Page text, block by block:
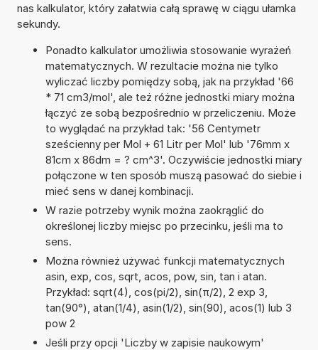
nas kalkulator, który załatwia całą sprawę w ciągu ułamka
sekundy.
Ponadto kalkulator umożliwia stosowanie wyrażeń
matematycznych. W rezultacie można nie tylko
wyliczać liczby pomiędzy sobą, jak na przykład '66
* 71 cm3/mol', ale też różne jednostki miary można
łączyć ze sobą bezpośrednio w przeliczeniu. Może
to wyglądać na przykład tak: '56 Centymetr
sześcienny per Mol + 61 Litr per Mol' lub '76mm x
81cm x 86dm = ? cm^3'. Oczywiście jednostki miary
połączone w ten sposób muszą pasować do siebie i
mieć sens w danej kombinacji.
W razie potrzeby wynik można zaokrąglić do
określonej liczby miejsc po przecinku, jeśli ma to
sens.
Można również używać funkcji matematycznych
asin, exp, cos, sqrt, acos, pow, sin, tan i atan.
Przykład: sqrt(4), cos(pi/2), sin(π/2), 2 exp 3,
tan(90°), atan(1/4), asin(1/2), sin(90), acos(1) lub 3
pow 2
Jeśli przy opcji 'Liczby w zapisie naukowym'